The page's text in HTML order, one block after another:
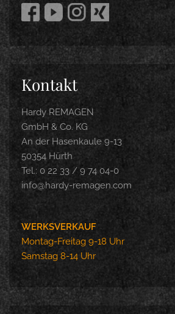
Kontakt
Hardy REMAGEN
GmbH & Co. KG
An der Hasenkaule 9-13
50354 Hürth
Tel.: 0 22 33 / 9 74 04-0
info@hardy-remagen.com
WERKSVERKAUF
Montag-Freitag 9-18 Uhr
Samstag 8-14 Uhr